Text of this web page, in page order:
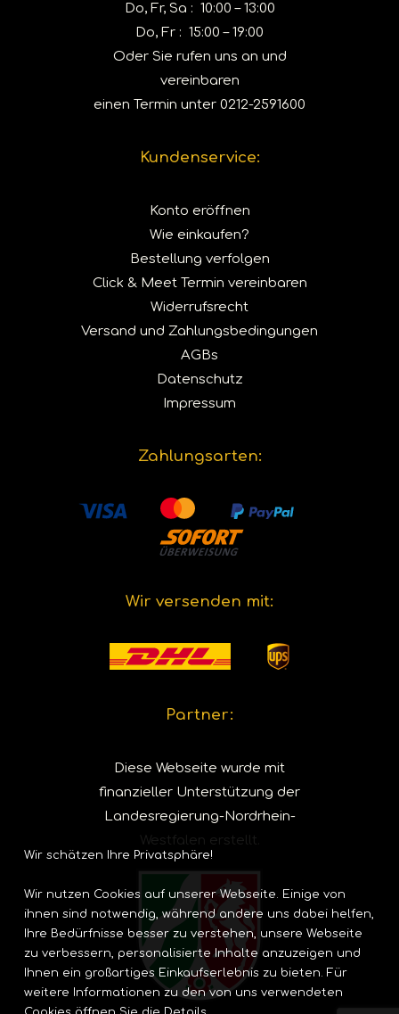
Do, Fr, Sa : 10:00 – 13:00
Do, Fr : 15:00 – 19:00
Oder Sie rufen uns an und
vereinbaren
einen Termin unter 0212-2591600
Kundenservice:
Konto eröffnen
Wie einkaufen?
Bestellung verfolgen
Click & Meet Termin vereinbaren
Widerrufsrecht
Versand und Zahlungsbedingungen
AGBs
Datenschutz
Impressum
Zahlungsarten:
Wir versenden mit:
Partner:
Diese Webseite wurde mit
finanzieller Unterstützung der
Landesregierung-Nordrhein-
Westfalen erstellt.
Wir schätzen Ihre Privatsphäre!
Wir nutzen Cookies auf unserer Webseite. Einige von
ihnen sind notwendig, während andere uns dabei helfen,
Ihre Bedürfnisse besser zu verstehen, unsere Webseite
zu verbessern, personalisierte Inhalte anzuzeigen und
Ihnen ein großartiges Einkaufserlebnis zu bieten. Für
weitere Informationen zu den von uns verwendeten